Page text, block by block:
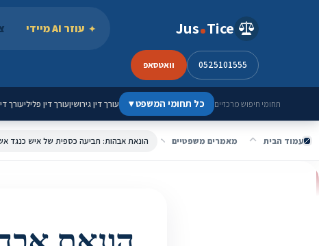
Jus Tice עוזר AI מיידי
0525101555 וואטסאפ
תחומי חיפוש מרכזיים כל תחומי המשפט▾ עורך דין גירושיןעורך דין פליליעורך
עמוד הבית מאמרים משפטיים